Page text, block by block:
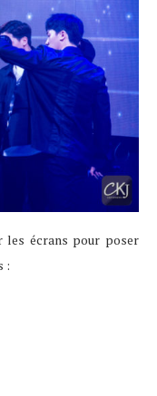
les écrans pour poser
: